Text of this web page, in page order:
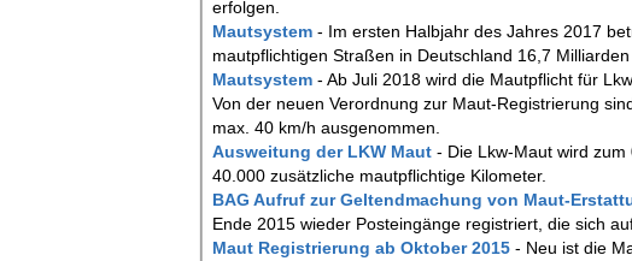
erfolgen.
Mautsystem - Im ersten Halbjahr des Jahres 2017
mautpflichtigen Straßen in Deutschland 16,7
Mautsystem - Ab Juli 2018 wird die Mautpflicht für
Von der neuen Verordnung zur Maut-Registrierung
max. 40 km/h ausgenommen.
Ausweitung der LKW Maut - Die Lkw-Maut wird
40.000 zusätzliche mautpflichtige Kilometer.
BAG Aufruf zur Geltendmachung von Maut-
Ende 2015 wieder Posteingänge registriert, die sich
Maut Registrierung ab Oktober 2015 - Neu ist die